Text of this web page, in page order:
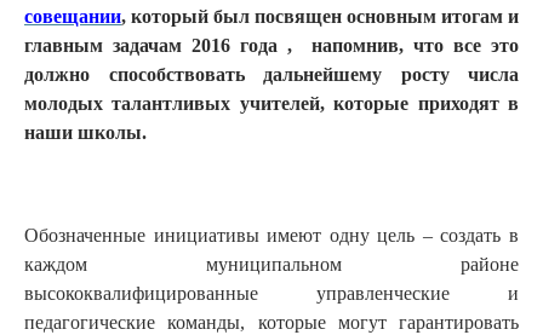
совещании, который был посвящен основным итогам и
главным задачам 2016 года , напомнив, что все это
должно способствовать дальнейшему росту числа
молодых талантливых учителей, которые приходят в
наши школы.
Обозначенные инициативы имеют одну цель – создать в
каждом муниципальном районе
высококвалифицированные управленческие и
педагогические команды, которые могут гарантировать